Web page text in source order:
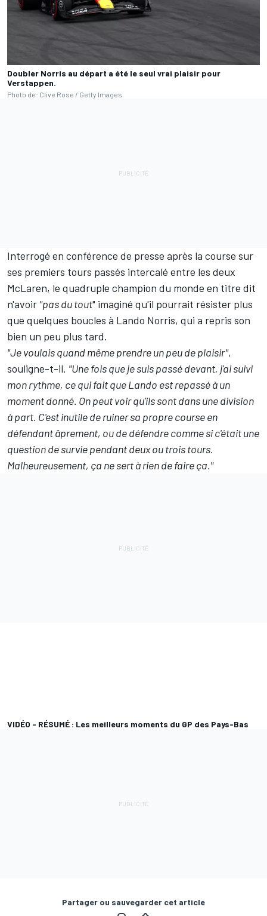
Doubler Norris au départ a été le seul vrai plaisir pour
Verstappen.
Photo de: Clive Rose / Getty Images
Interrogé en conférence de presse après la course sur
ses premiers tours passés intercalé entre les deux
McLaren, le quadruple champion du monde en titre dit
n'avoir "pas du tout" imaginé qu'il pourrait résister plus
que quelques boucles à Lando Norris, qui a repris son
bien un peu plus tard.
"Je voulais quand même prendre un peu de plaisir",
souligne-t-il. "Une fois que je suis passé devant, j'ai suivi
mon rythme, ce qui fait que Lando est repassé à un
moment donné. On peut voir qu'ils sont dans une division
à part. C'est inutile de ruiner sa propre course en
défendant âprement, ou de défendre comme si c'était une
question de survie pendant deux ou trois tours.
Malheureusement, ça ne sert à rien de faire ça."
VIDÉO - RÉSUMÉ : Les meilleurs moments du GP des Pays-Bas
Partager ou sauvegarder cet article